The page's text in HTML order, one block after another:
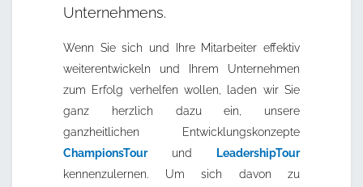
Unternehmens.
Wenn Sie sich und Ihre Mitarbeiter effektiv
weiterentwickeln und Ihrem Unternehmen
zum Erfolg verhelfen wollen, laden wir Sie
ganz herzlich dazu ein, unsere
ganzheitlichen Entwicklungskonzepte
ChampionsTourund
LeadershipTour
kennenzulernen. Um sich davon zu